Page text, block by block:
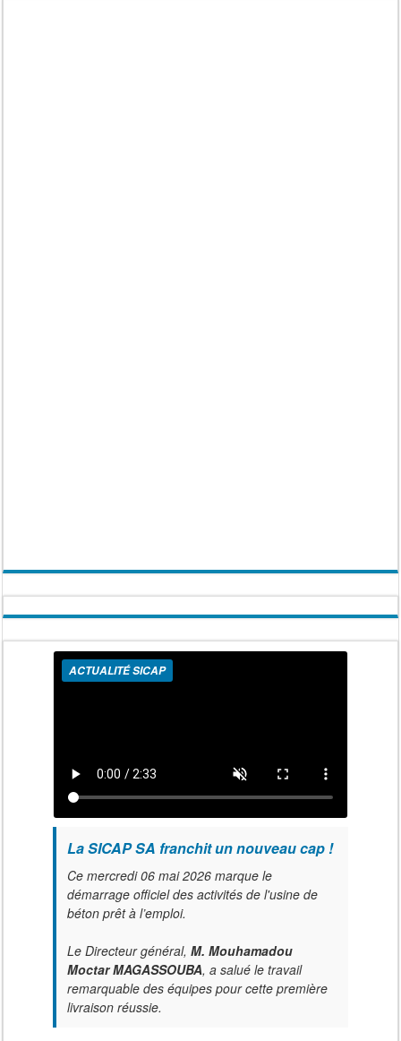
ACTUALITÉ SICAP
La SICAP SA franchit un nouveau cap !
Ce mercredi 06 mai 2026 marque le
démarrage officiel des activités de l'usine de
béton prêt à l’emploi.
Le Directeur général, M. Mouhamadou
Moctar MAGASSOUBA, a salué le travail
remarquable des équipes pour cette première
livraison réussie.